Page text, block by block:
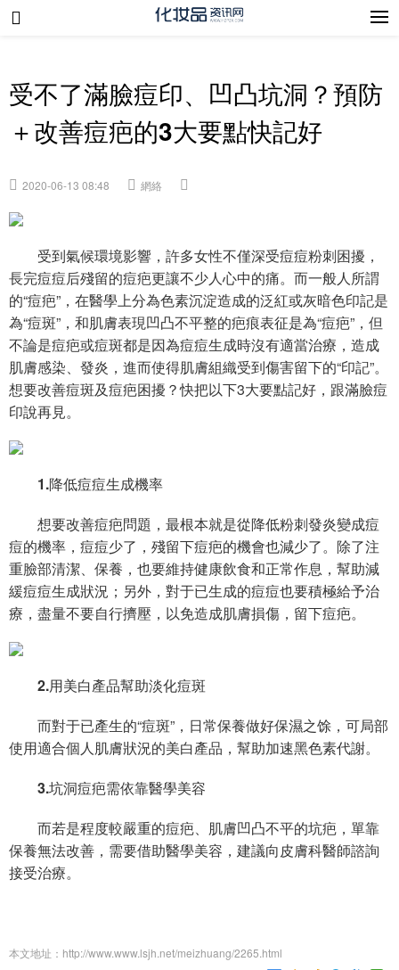
受不了滿臉痘印、凹凸坑洞？預防
＋改善痘疤的3大要點快記好
2020-06-13 08:48 網絡
受到氣候環境影響，許多女性不僅深受痘痘粉刺困擾，
長完痘痘后殘留的痘疤更讓不少人心中的痛。而一般人所謂
的“痘疤”，在醫學上分為色素沉淀造成的泛紅或灰暗色印記是
為“痘斑”，和肌膚表現凹凸不平整的疤痕表征是為“痘疤”，但
不論是痘疤或痘斑都是因為痘痘生成時沒有適當治療，造成
肌膚感染、發炎，進而使得肌膚組織受到傷害留下的“印記”。
想要改善痘斑及痘疤困擾？快把以下3大要點記好，跟滿臉痘
印說再見。
1.降低痘痘生成機率
想要改善痘疤問題，最根本就是從降低粉刺發炎變成痘
痘的機率，痘痘少了，殘留下痘疤的機會也減少了。除了注
重臉部清潔、保養，也要維持健康飲食和正常作息，幫助減
緩痘痘生成狀況；另外，對于已生成的痘痘也要積極給予治
療，盡量不要自行擠壓，以免造成肌膚損傷，留下痘疤。
2.用美白產品幫助淡化痘斑
而對于已產生的“痘斑”，日常保養做好保濕之馀，可局部
使用適合個人肌膚狀況的美白產品，幫助加速黑色素代謝。
3.坑洞痘疤需依靠醫學美容
而若是程度較嚴重的痘疤、肌膚凹凸不平的坑疤，單靠
保養無法改善，需要借助醫學美容，建議向皮膚科醫師諮詢
接受治療。
本文地址：http://www.www.lsjh.net/meizhuang/2265.html